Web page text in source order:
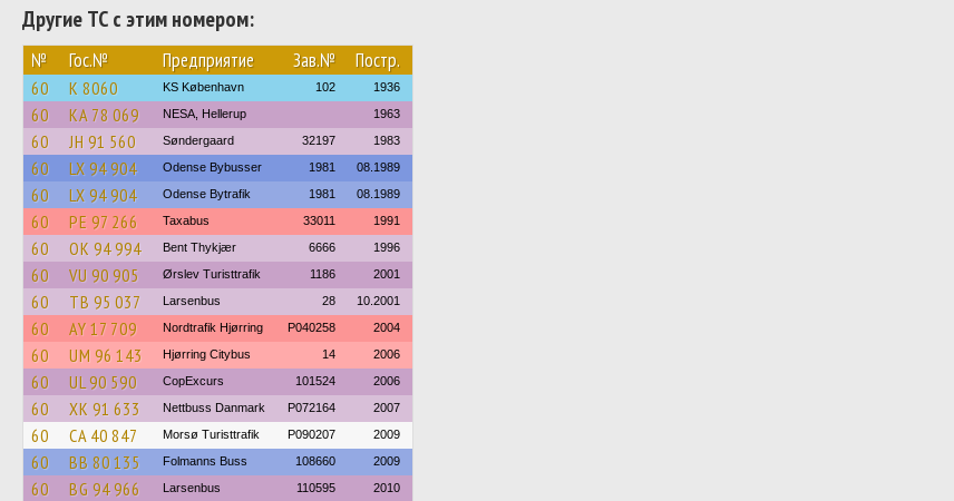
Другие ТС с этим номером:
№ Гос.№ Предприятие Зав.№ Постр.
60 K 8060 KS København 102 1936
60 KA 78 069 NESA, Hellerup 1963
60 JH 91 560 Søndergaard 32197 1983
60 LX 94 904 Odense Bybusser 1981 08.1989
60 LX 94 904 Odense Bytrafik 1981 08.1989
60 PE 97 266 Taxabus 33011 1991
60 OK 94 994 Bent Thykjær 6666 1996
60 VU 90 905 Ørslev Turisttrafik 1186 2001
60 TB 95 037 Larsenbus 28 10.2001
60 AY 17 709 Nordtrafik Hjørring P040258 2004
60 UM 96 143 Hjørring Citybus 14 2006
60 UL 90 590 CopExcurs 101524 2006
60 XK 91 633 Nettbuss Danmark P072164 2007
60 CA 40 847 Morsø Turisttrafik P090207 2009
60 BB 80 135 Folmanns Buss 108660 2009
60 BG 94 966 Larsenbus 110595 2010